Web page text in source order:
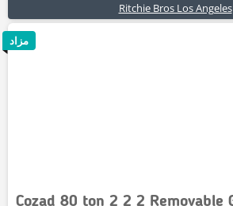
Ritchie Bros Los Angeles
مزاد